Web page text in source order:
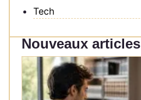
Tech
Nouveaux articles